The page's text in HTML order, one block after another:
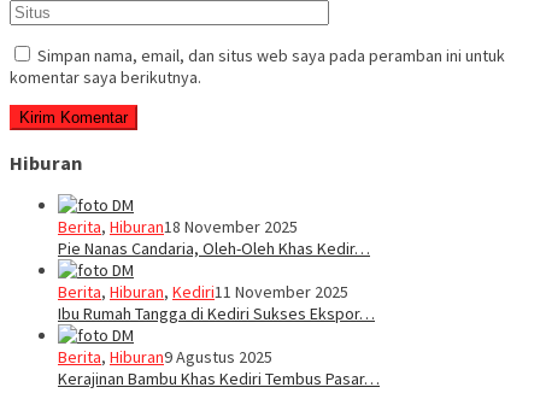
Simpan nama, email, dan situs web saya pada peramban ini untuk
komentar saya berikutnya.
Hiburan
Berita, Hiburan18 November 2025
Pie Nanas Candaria, Oleh-Oleh Khas Kedir…
Berita, Hiburan, Kediri11 November 2025
Ibu Rumah Tangga di Kediri Sukses Ekspor…
Berita, Hiburan9 Agustus 2025
Kerajinan Bambu Khas Kediri Tembus Pasar…